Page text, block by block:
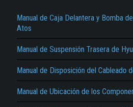
Manual de Caja Delantera y Bomba
Atos
Manual de Suspensión Trasera de
Manual de Disposición del Cableado
Manual de Ubicación de los
El Título es incorrecto
Texto o Imagen de portada